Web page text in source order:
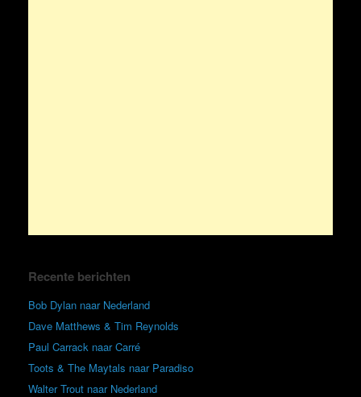
Recente berichten
Bob Dylan naar Nederland
Dave Matthews & Tim Reynolds
Paul Carrack naar Carré
Toots & The Maytals naar Paradiso
Walter Trout naar Nederland